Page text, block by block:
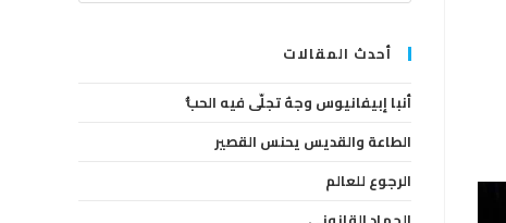
أحدث المقالات
أنبا إبيفانيوس وجهٌ تجلّى فيه الحبُّ
الطاعة والقديس يحنس القصير
الرجوع للعالم